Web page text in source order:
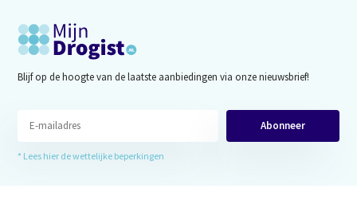
Blijf op de hoogte van de laatste aanbiedingen via onze nieuwsbrief!
Abonneer
* Lees hier de wettelijke beperkingen